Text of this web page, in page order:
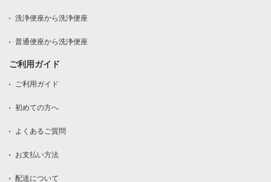
洗浄便座から洗浄便座
普通便座から洗浄便座
ご利用ガイド
ご利用ガイド
初めての方へ
よくあるご質問
お支払い方法
配送について